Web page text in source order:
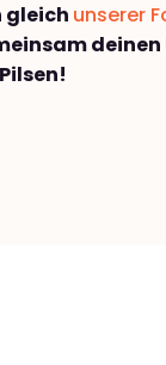
gleich unserer
deinen